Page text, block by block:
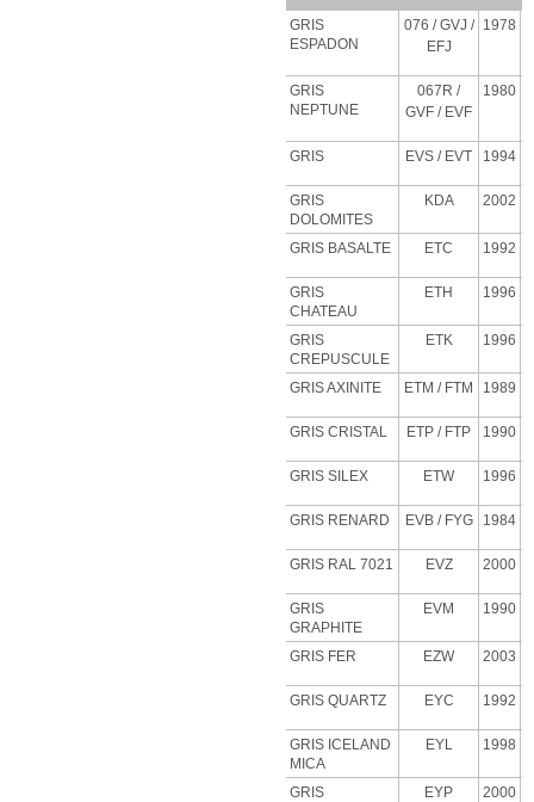
GRIS
ESPADON
076 / GVJ /
EFJ
1978
GRIS
NEPTUNE
067R /
GVF / EVF
1980
GRIS EVS / EVT 1994
GRIS
DOLOMITES
KDA 2002
GRIS BASALTE ETC 1992
GRIS
CHATEAU
ETH 1996
GRIS
CREPUSCULE
ETK 1996
GRIS AXINITE ETM / FTM 1989
GRIS CRISTAL ETP / FTP 1990
GRIS SILEX ETW 1996
GRIS RENARD EVB / FYG 1984
GRIS RAL 7021 EVZ 2000
GRIS
GRAPHITE
EVM 1990
GRIS FER EZW 2003
GRIS QUARTZ EYC 1992
GRIS ICELAND
MICA
EYL 1998
GRIS
EYP 2000